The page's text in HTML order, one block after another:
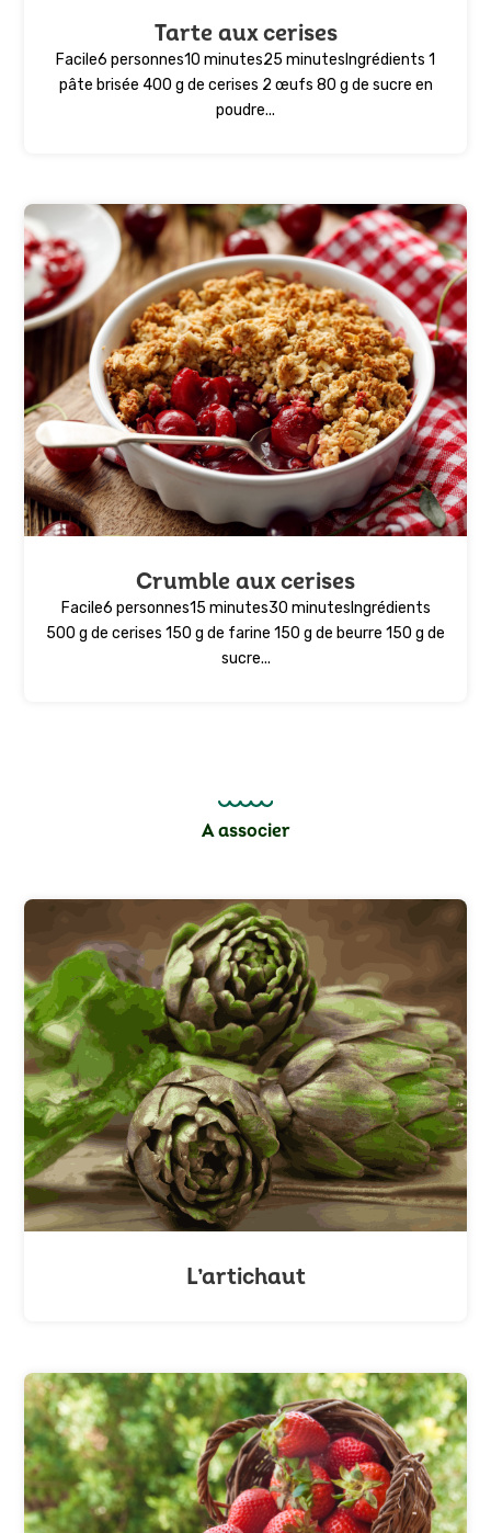
Tarte aux cerises
Facile6 personnes10 minutes25 minutesIngrédients 1
pâte brisée 400 g de cerises 2 œufs 80 g de sucre en
poudre...
Crumble aux cerises
Facile6 personnes15 minutes30 minutesIngrédients
500 g de cerises 150 g de farine 150 g de beurre 150 g de
sucre...
A associer
L’artichaut